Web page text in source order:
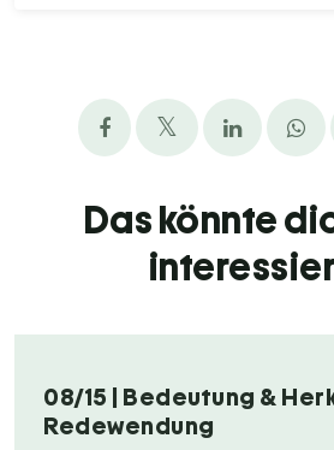
Das könnte
08/15 | Bedeutung &
Redewendung